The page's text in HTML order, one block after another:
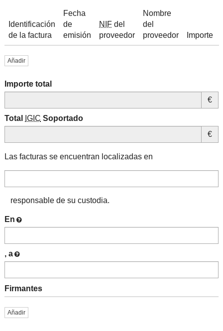
Identificación
de la factura
Fecha
de
emisión
NIF del
proveedor
Nombre
del
proveedor
Importe
Añadir
Importe total
€
Total IGIC Soportado
€
Las facturas se encuentran localizadas en
responsable de su custodia.
En
, a
Firmantes
Añadir